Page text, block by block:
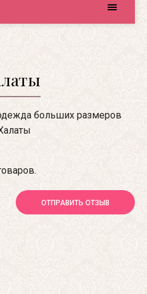
больших размеров
ОТПРАВИТЬ ОТЗЫВ